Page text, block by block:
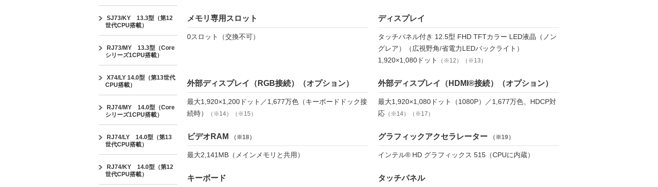
SJ73/KY 13.3型（第12
世代CPU搭載）
RJ73/MY 13.3型（Core
シリーズ1CPU搭載）
X74/LY 14.0型（第13世代
CPU搭載）
RJ74/MY 14.0型（Core
シリーズ1CPU搭載）
RJ74/LY 14.0型（第13
世代CPU搭載）
RJ74/KY 14.0型（第12
世代CPU搭載）
メモリ専用スロット
0スロット（交換不可）
ディスプレイ
タッチパネル付き 12.5型 FHD TFTカラー LED液晶（ノン
グレア）（広視野角/省電力LEDバックライト）
1,920×1,080ドット
（※12）（※13）
外部ディスプレイ（RGB接続）（オプション）
最大1,920×1,200ドット／1,677万色（キーボードドック接
続時）
（※14）（※15）
外部ディスプレイ（HDMI®接続）（オプション）
最大1,920×1,080ドット（1080P）／1,677万色、HDCP対
応 （※14）（※17）
ビデオRAM （※18）
最大2,141MB（メインメモリと共用）
グラフィックアクセラレーター （※19）
インテル® HD グラフィックス 515（CPUに内蔵）
キーボード タッチパネル